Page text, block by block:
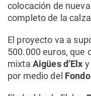
colocación de
completo de la
El proyecto va a
500.000 euros, que
mixta Aigües d’Elx
por medio del